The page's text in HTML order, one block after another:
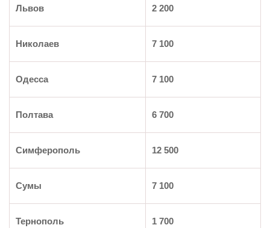
Львов 2 200
Николаев 7 100
Одесса 7 100
Полтава 6 700
Симферополь 12 500
Сумы 7 100
Тернополь 1 700